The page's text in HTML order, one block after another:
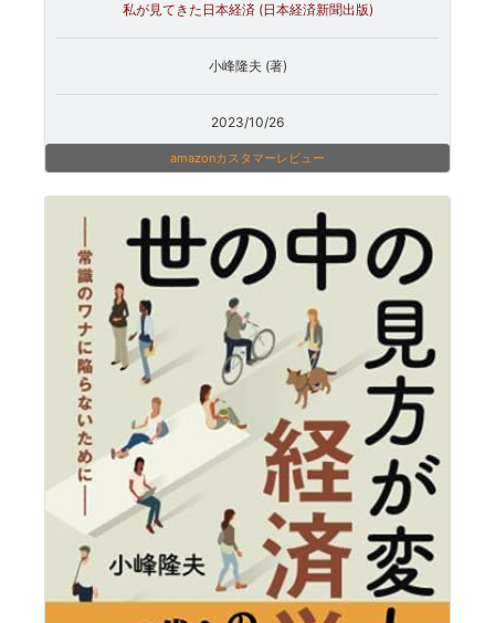
私が見てきた日本経済 (日本経済新聞出版)
小峰隆夫 (著)
2023/10/26
amazonカスタマーレビュー